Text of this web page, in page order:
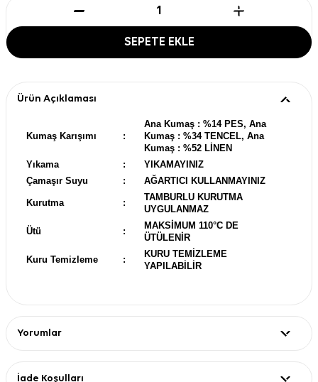
SEPETE EKLE
Ürün Açıklaması
Kumaş Karışımı :
Ana Kumaş : %14 PES, Ana
Kumaş : %34 TENCEL, Ana
Kumaş : %52 LİNEN
Yıkama
:
YIKAMAYINIZ
Çamaşır Suyu
: AĞARTICI KULLANMAYINIZ
Kurutma :
TAMBURLU KURUTMA
UYGULANMAZ
Ütü :
MAKSİMUM 110°C DE
ÜTÜLENİR
Kuru Temizleme :
KURU TEMİZLEME
YAPILABİLİR
Yorumlar
İade Koşulları